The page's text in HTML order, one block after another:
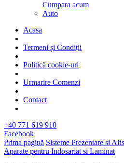
Cumpara acum
Auto
Acasa
Termeni și Condiții
Politică cookie-uri
Urmarire Comenzi
Contact
+40 771 619 910
Facebook
Prima pagină Sisteme Prezentare si
Aparate pentru Indosariat si Laminat